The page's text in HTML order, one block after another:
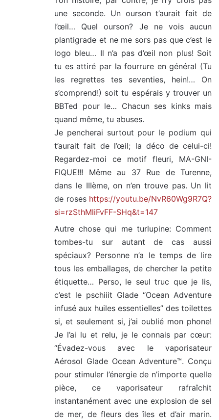
une seconde. Un ourson t’aurait fait de
l’œil… Quel ourson? Je ne vois aucun
plantigrade et ne me sors pas que c’est le
logo bleu… Il n’a pas d’œil non plus! Soit
tu es attiré par la fourrure en général (Tu
les regrettes tes seventies, hein!… On
s’comprend!) soit tu espérais y trouver un
BBTed pour le… Chacun ses kinks mais
quand même, tu abuses.
Je pencherai surtout pour le podium qui
t’aurait fait de l’œil; la déco de celui-ci!
Regardez-moi ce motif fleuri, MA-GNI-
FIQUE!!! Même au 37 Rue de Turenne,
dans le IIIème, on n’en trouve pas. Un lit
de roses https://youtu.be/NvR60Wg9R7Q?
si=rzSthMliFvFF-SHq&t=147
Autre chose qui me turlupine: Comment
tombes-tu sur autant de cas aussi
spéciaux? Personne n’a le temps de lire
tous les emballages, de chercher la petite
étiquette… Perso, le seul truc que je lis,
c’est le pschiiit Glade “Ocean Adventure
infusé aux huiles essentielles” des toilettes
si, et seulement si, j’ai oublié mon phone!
Je l’ai lu et relu, je le connais par cœur:
“Évadez-vous avec le vaporisateur
Aérosol Glade Ocean Adventure™. Conçu
pour stimuler l’énergie de n’importe quelle
pièce, ce vaporisateur rafraîchit
instantanément avec une explosion de sel
de mer, de fleurs des îles et d’air marin.